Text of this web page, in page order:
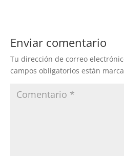
Enviar comentario
Tu dirección de correo
campos obligatorios están